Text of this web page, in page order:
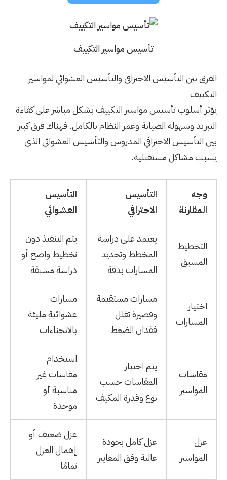
تأسيس مواسير التكييف
الفرق بين التأسيس الاحترافي والتأسيس العشوائي لمواسير
التكييف
يؤثر أسلوب تأسيس مواسير التكييف بشكل مباشر على كفاءة
التبريد وسهولة الصيانة وعمر النظام بالكامل. فهناك فرق كبير
بين التأسيس الاحترافي المدروس والتأسيس العشوائي الذي
يسبب مشاكل مستقبلية.
وجه
المقارنة
التأسيس
الاحترافي
التأسيس
العشوائي
التخطيط
المسبق
يعتمد على دراسة
المخطط وتحديد
المسارات بدقة
يتم التنفيذ دون
تخطيط واضح أو
دراسة مسبقة
اختيار
المسارات
مسارات مستقيمة
وقصيرة تقلل
فقدان الضغط
مسارات
عشوائية مليئة
بالانحناءات
مقاسات
المواسير
يتم اختيار
المقاسات حسب
نوع وقدرة المكيف
استخدام
مقاسات غير
مناسبة أو
موحدة
عزل
المواسير
عزل كامل بجودة
عالية وفق المعايير
عزل ضعيف أو
إهمال العزل
تمامًا